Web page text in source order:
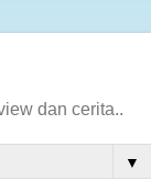
dan cerita..
▼